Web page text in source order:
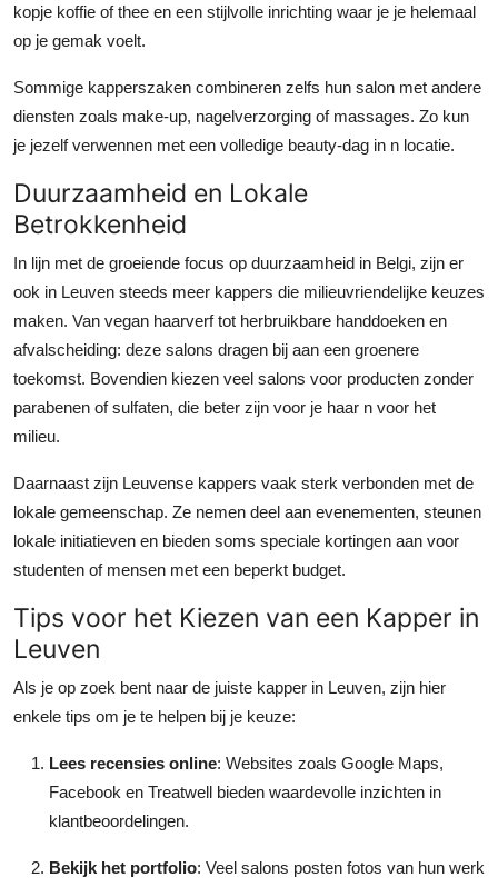
kopje koffie of thee en een stijlvolle inrichting waar je je helemaal
op je gemak voelt.
Sommige kapperszaken combineren zelfs hun salon met andere
diensten zoals make-up, nagelverzorging of massages. Zo kun
je jezelf verwennen met een volledige beauty-dag in n locatie.
Duurzaamheid en Lokale
Betrokkenheid
In lijn met de groeiende focus op duurzaamheid in Belgi, zijn er
ook in Leuven steeds meer kappers die milieuvriendelijke keuzes
maken. Van vegan haarverf tot herbruikbare handdoeken en
afvalscheiding: deze salons dragen bij aan een groenere
toekomst. Bovendien kiezen veel salons voor producten zonder
parabenen of sulfaten, die beter zijn voor je haar n voor het
milieu.
Daarnaast zijn Leuvense kappers vaak sterk verbonden met de
lokale gemeenschap. Ze nemen deel aan evenementen, steunen
lokale initiatieven en bieden soms speciale kortingen aan voor
studenten of mensen met een beperkt budget.
Tips voor het Kiezen van een Kapper in
Leuven
Als je op zoek bent naar de juiste kapper in Leuven, zijn hier
enkele tips om je te helpen bij je keuze:
Lees recensies online: Websites zoals Google Maps,
Facebook en Treatwell bieden waardevolle inzichten in
klantbeoordelingen.
Bekijk het portfolio: Veel salons posten fotos van hun werk